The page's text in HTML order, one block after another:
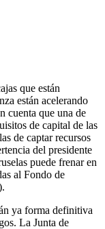
que están
están acelerando
cuenta que una de
de capital de las
de captar recursos
del presidente
puede frenar en
al Fondo de
ya forma definitiva
La Junta de